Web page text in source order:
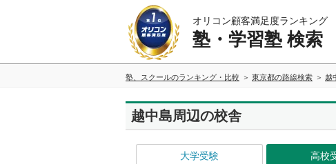
オリコン顧客満足度ランキング
塾・学習塾 検索
塾、スクールのランキング・比較 東京都の路線検索 越
越中島周辺の校舎
大学受験 高校